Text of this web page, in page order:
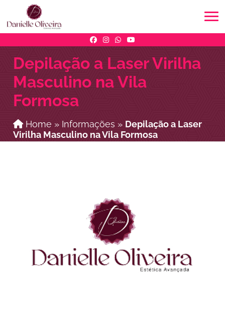
Depilação a Laser Virilha
Masculino na Vila
Formosa
Home » Informações » Depilação a Laser
Virilha Masculino na Vila Formosa